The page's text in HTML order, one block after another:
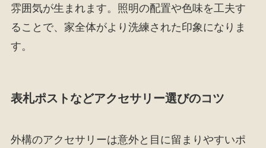
雰囲気が生まれます。照明の配置や色味を工夫す
ることで、家全体がより洗練された印象になりま
す。
表札ポストなどアクセサリー選びのコツ
外構のアクセサリーは意外と目に留まりやすいポ